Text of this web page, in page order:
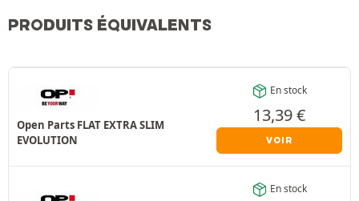
PRODUITS ÉQUIVALENTS
Open Parts FLAT EXTRA SLIM
EVOLUTION
En stock
13,39€
VOIR
En stock